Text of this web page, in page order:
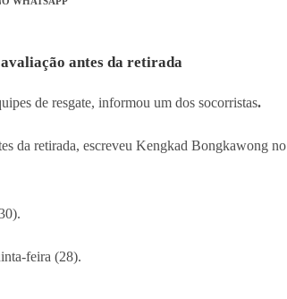
antes da retirada
de resgate, informou um dos socorristas.
da retirada, escreveu Kengkad Bongkawong no
feira (28).